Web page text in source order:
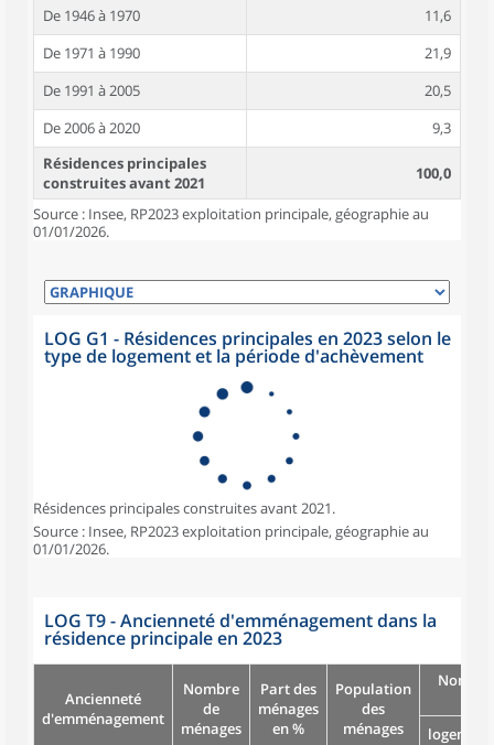
De 1946 à 1970
11,6
De 1971 à 1990
21,9
De 1991 à 2005
20,5
De 2006 à 2020
9,3
Résidences principales
construites avant 2021
100,0
Source : Insee, RP2023 exploitation principale, géographie au
01/01/2026.
LOG G1 - Résidences principales en 2023 selon le
type de logement et la période d'achèvement
Résidences principales construites avant 2021.
Source : Insee, RP2023 exploitation principale, géographie au
01/01/2026.
LOG T9 - Ancienneté d'emménagement dans la
résidence principale en 2023
Ancienneté
d'emménagement
Nombre
de
ménages
Part des
ménages
en %
Population
des
ménages
logement